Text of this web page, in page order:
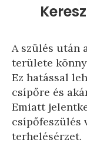
A szülés után
területe
Ez hatással
csípőre és
Emiatt
csípőfeszülés
terhelésérzet.